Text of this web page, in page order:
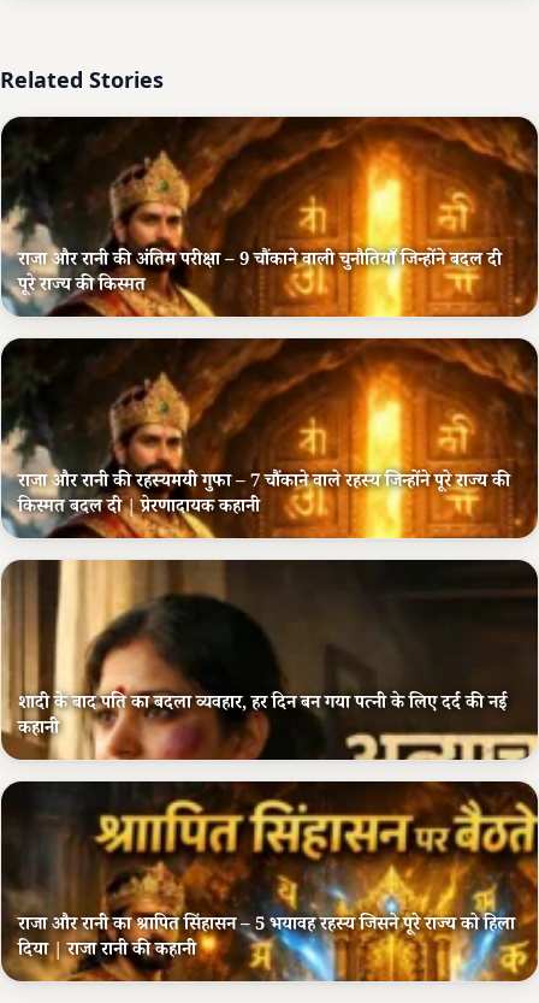
Related Stories
राजा और रानी की अंतिम परीक्षा – 9 चौंकाने वाली चुनौतियाँ जिन्होंने बदल दी
पूरे राज्य की किस्मत
राजा और रानी की रहस्यमयी गुफा – 7 चौंकाने वाले रहस्य जिन्होंने पूरे राज्य की
किस्मत बदल दी | प्रेरणादायक कहानी
शादी के बाद पति का बदला व्यवहार, हर दिन बन गया पत्नी के लिए दर्द की नई
कहानी
राजा और रानी का श्रापित सिंहासन – 5 भयावह रहस्य जिसने पूरे राज्य को हिला
दिया | राजा रानी की कहानी